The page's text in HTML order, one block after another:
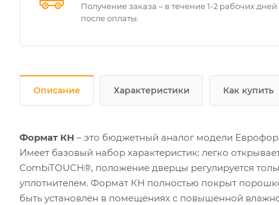
Получение заказа – в течение 1-2 рабочих дней
после оплаты.
Описание Характеристики Как купить
Формат КН – это бюджетный аналог модели
Имеет базовый набор характеристик: легко
CombiTOUCH®, положение дверцы регулируется
уплотнителем. Формат КН полностью покрыт
быть установлен в помещениях с повышенной